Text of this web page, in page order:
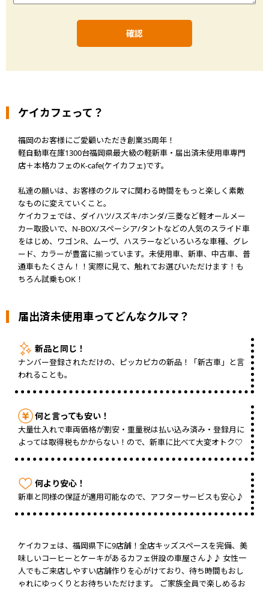
ケイカフェって？
福岡のお客様にご愛顧いただき創業35周年！
軽自動車在庫1300台福岡県最大級の軽新車・届出済未使用車専門
店＋本格カフェのK-cafe(ケイカフェ)です。
私達の願いは、お客様のクルマに関わる時間をもっと楽しく素敵
なものに変えていくこと。
ケイカフェでは、ダイハツ/スズキ/ホンダ/三菱など軽オールメー
カー取扱いで、N-BOX/スペーシア/タントなどの人気のスライド車
をはじめ、ワゴンR、ムーヴ、ハスラーなどいろいろな車種、グレ
ード、カラーが豊富に揃っています。未使用車、新車、中古車、普
通車もたくさん！！実際に見て、触れてお選びいただけます！も
ちろん試乗もOK！
届出済未使用車ってどんなクルマ？
新品と同じ！
ナンバー登録されただけの、ピッカピカの新品！「新古車」と言
われることも。
何と言っても安い！
大量仕入れで車両価格が割安・重量税は払い込み済み・登録月に
よっては取得税もかからない！ので、新車に比べて大変オトク♡
何より安心！
新車と同様の保証が適用可能なので、アフターサービスも安心♪
ケイカフェは、福岡県下に9店舗！全店キッズスペースを完備、美
味しいコーヒーとケーキがあるカフェ併設の車屋さん♪♪ 女性一
人でもご来店しやすい店舗作りを心がけており、待ち時間もおし
ゃれにゆっくりとお待ちいただけます。 ご家族全員で楽しめるお